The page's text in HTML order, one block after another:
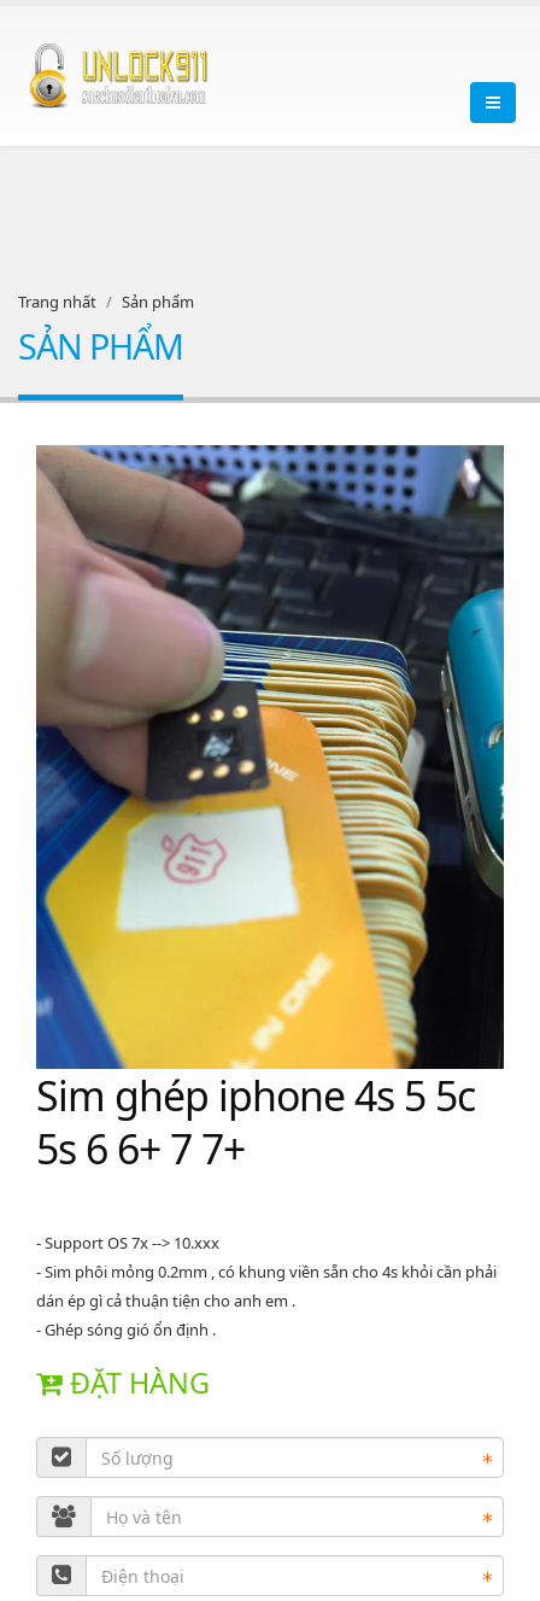
Trang nhất Sản phẩm
SẢN PHẨM
Sim ghép iphone 4s 5 5c
5s 6 6+ 7 7+
- Support OS 7x --> 10.xxx
- Sim phôi mỏng 0.2mm , có khung viền sẵn cho 4s khỏi cần phải
dán ép gì cả thuận tiện cho anh em .
- Ghép sóng gió ổn định .
ĐẶT HÀNG